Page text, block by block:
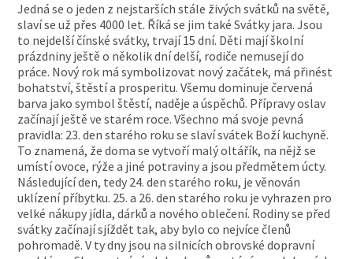
Jedná se o jeden z nejstarších stále živých svátků na světě,
slaví se už přes 4000 let. Říká se jim také Svátky jara. Jsou
to nejdelší čínské svátky, trvají 15 dní. Děti mají školní
prázdniny ještě o několik dní delší, rodiče nemusejí do
práce. Nový rok má symbolizovat nový začátek, má přinést
bohatství, štěstí a prosperitu. Všemu dominuje červená
barva jako symbol štěstí, naděje a úspěchů. Přípravy oslav
začínají ještě ve starém roce. Všechno má svoje pevná
pravidla: 23. den starého roku se slaví svátek Boží kuchyně.
To znamená, že doma se vytvoří malý oltářík, na nějž se
umístí ovoce, rýže a jiné potraviny a jsou předmětem úcty.
Následující den, tedy 24. den starého roku, je věnován
uklízení příbytku. 25. a 26. den starého roku je vyhrazen pro
velké nákupy jídla, dárků a nového oblečení. Rodiny se před
svátky začínají sjíždět tak, aby bylo co nejvíce členů
pohromadě. V ty dny jsou na silnicích obrovské dopravní